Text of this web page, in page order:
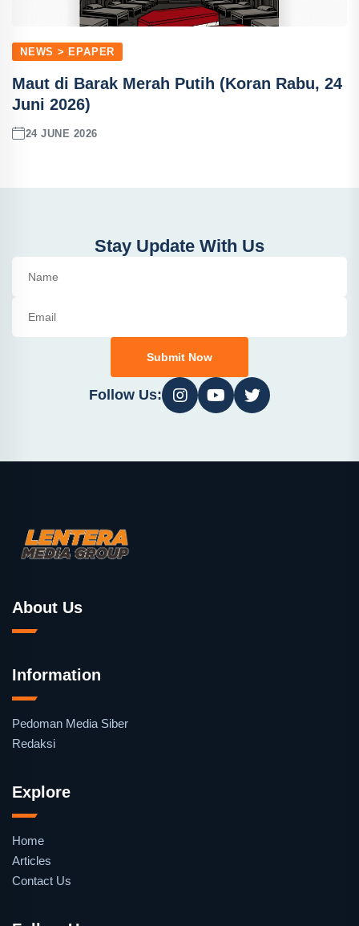
NEWS > EPAPER
Maut di Barak Merah Putih (Koran Rabu, 24
Juni 2026)
24 JUNE 2026
Stay Update With Us
Submit Now
Follow Us:
About Us
Information
Pedoman Media Siber
Redaksi
Explore
Home
Articles
Contact Us